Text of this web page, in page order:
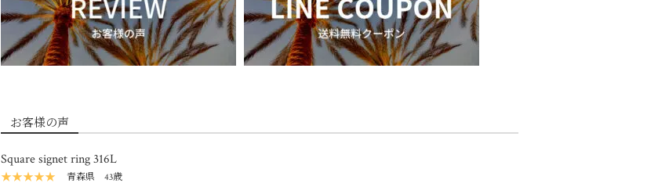
お客様の声
Square signet ring 316L
★★★★★ 青森県 43歳